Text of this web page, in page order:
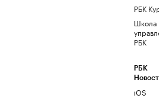
РБК
Школа
РБК
РБК
iOS